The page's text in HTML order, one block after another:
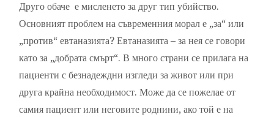
Друго обаче е мисленето за друг тип убийство.
Основният проблем на съвременния морал е „за“ или
„против“ евтаназията? Евтаназията – за нея се говори
като за „добрата смърт“. В много страни се прилага на
пациенти с безнадеждни изгледи за живот или при
друга крайна необходимост. Може да се пожелае от
самия пациент или неговите роднини, ако той е на